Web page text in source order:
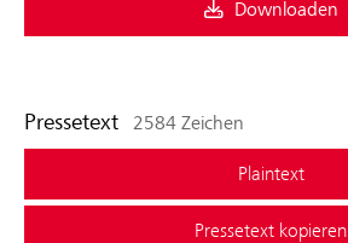
Downloaden
Pressetext 2584 Zeichen
Plaintext
Pressetext kopieren